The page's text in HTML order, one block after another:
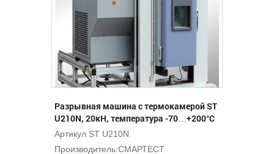
Разрывная машина с термокамерой ST
U210N, 20кН, температура -70…+200°С
Артикул ST U210N
Производитель:СМАРТЕСТ